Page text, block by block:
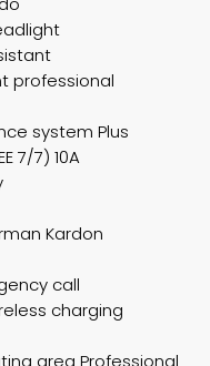
professional
system Plus
7/7) 10A
Kardon
call
charging